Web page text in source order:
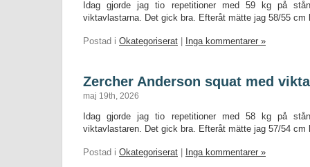
Idag gjorde jag tio repetitioner med 59 kg på
viktavlastarna. Det gick bra. Efteråt mätte jag 58/55 cm
Postad i Okategoriserat Inga kommentarer »
Zercher Anderson squat med
maj 19th, 2026
Idag gjorde jag tio repetitioner med 58 kg på
viktavlastaren. Det gick bra. Efteråt mätte jag 57/54 cm
Postad i Okategoriserat Inga kommentarer »